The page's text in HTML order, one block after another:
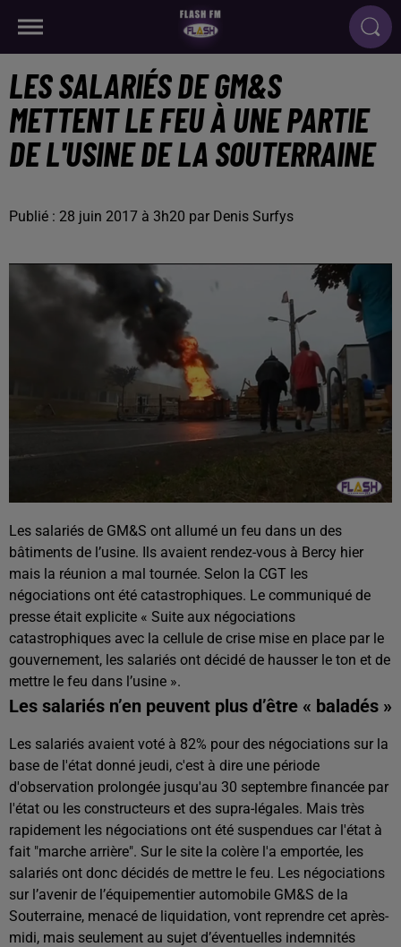
LES SALARIÉS DE GM&S
METTENT LE FEU À UNE PARTIE
DE L'USINE DE LA SOUTERRAINE
Publié : 28 juin 2017 à 3h20 par Denis Surfys
Les salariés de GM&S ont allumé un feu dans un des
bâtiments de l’usine. Ils avaient rendez-vous à Bercy hier
mais la réunion a mal tournée. Selon la CGT les
négociations ont été catastrophiques. Le communiqué de
presse était explicite « Suite aux négociations
catastrophiques avec la cellule de crise mise en place par le
gouvernement, les salariés ont décidé de hausser le ton et de
mettre le feu dans l’usine ».
Les salariés n’en peuvent plus d’être « baladés »
Les salariés avaient voté à 82% pour des négociations sur la
base de l'état donné jeudi, c'est à dire une période
d'observation prolongée jusqu'au 30 septembre financée par
l'état ou les constructeurs et des supra-légales. Mais très
rapidement les négociations ont été suspendues car l'état à
fait "marche arrière". Sur le site la colère l'a emportée, les
salariés ont donc décidés de mettre le feu. Les négociations
sur l’avenir de l’équipementier automobile GM&S de la
Souterraine, menacé de liquidation, vont reprendre cet après-
midi, mais seulement au sujet d’éventuelles indemnités